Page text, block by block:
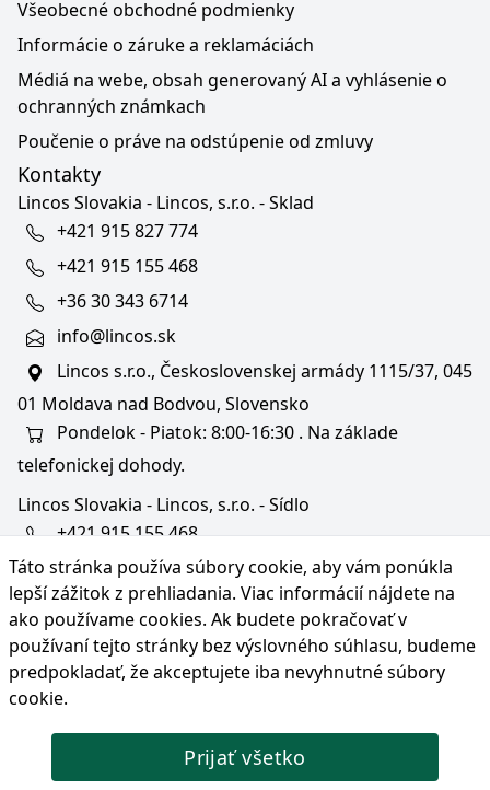
Táto stránka používa súbory cookie, aby vám ponúkla
lepší zážitok z prehliadania. Viac informácií nájdete na
ako používame cookies. Ak budete pokračovať v
používaní tejto stránky bez výslovného súhlasu, budeme
predpokladať, že akceptujete iba nevyhnutné súbory
cookie.
Prijať všetko
Všeobecné obchodné podmienky
Informácie o záruke a reklamáciách
Médiá na webe, obsah generovaný AI a vyhlásenie o
ochranných známkach
Poučenie o práve na odstúpenie od zmluvy
Kontakty
Lincos Slovakia - Lincos, s.r.o. - Sklad
+421 915 827 774
+421 915 155 468
+36 30 343 6714
info@lincos.sk
Lincos s.r.o., Československej armády 1115/37, 045
01 Moldava nad Bodvou, Slovensko
Pondelok - Piatok: 8:00-16:30 . Na základe
telefonickej dohody.
Lincos Slovakia - Lincos, s.r.o. - Sídlo
+421 915 155 468
+36/30 343 6714
bratislava@lincos.sk
Lincos s.r.o., Rustaveliho 4, 831 06 Bratislava - m. č.
Rača, Slovensko
Iba sídlo firmy